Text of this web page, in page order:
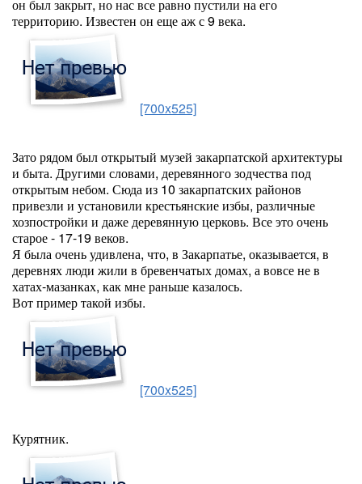
он был закрыт, но нас все равно пустили на его
территорию. Известен он еще аж с 9 века.
[700x525]
Зато рядом был открытый музей закарпатской архитектуры
и быта. Другими словами, деревянного зодчества под
открытым небом. Сюда из 10 закарпатских районов
привезли и установили крестьянские избы, различные
хозпостройки и даже деревянную церковь. Все это очень
старое - 17-19 веков.
Я была очень удивлена, что, в Закарпатье, оказывается, в
деревнях люди жили в бревенчатых домах, а вовсе не в
хатах-мазанках, как мне раньше казалось.
Вот пример такой избы.
[700x525]
Курятник.